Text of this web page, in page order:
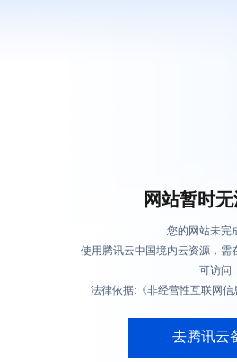
网站暂时
您的网站未完
使用腾讯云中国境内云资源，需
可访问
法律依据:《非经营性互联网信
去腾讯云